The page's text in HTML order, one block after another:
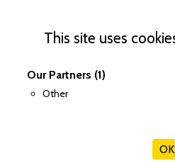
This site uses
Our Partners (1)
Other